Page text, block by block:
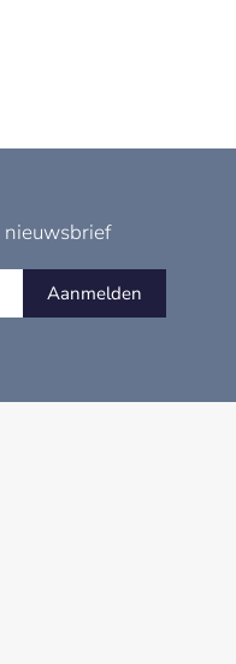
nieuwsbrief
Aanmelden